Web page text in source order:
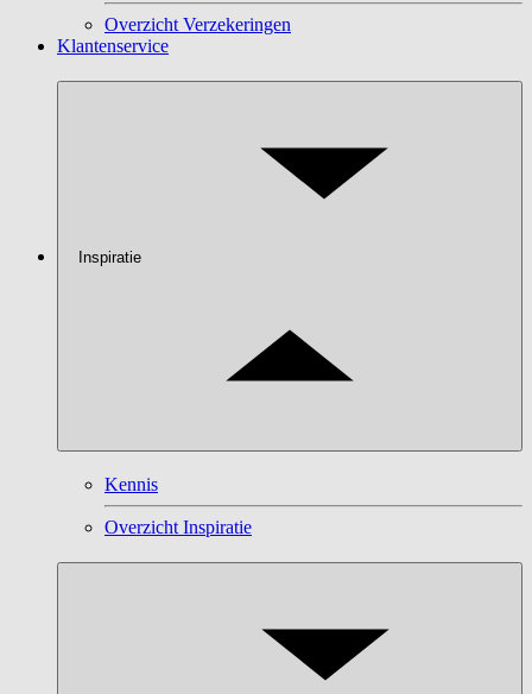
Overzicht Verzekeringen
Klantenservice
Inspiratie
Kennis
Overzicht Inspiratie